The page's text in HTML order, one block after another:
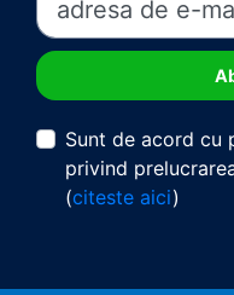
Sunt de acord cu
privind
(citeste aici)